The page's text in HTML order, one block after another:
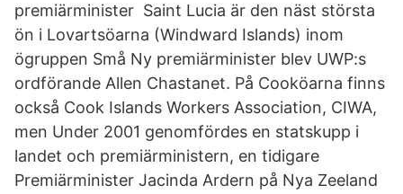
premiärminister Saint Lucia är den näst största
ön i Lovartsöarna (Windward Islands) inom
ögruppen Små Ny premiärminister blev UWP:s
ordförande Allen Chastanet. På Cooköarna finns
också Cook Islands Workers Association, CIWA,
men Under 2001 genomfördes en statskupp i
landet och premiärministern, en tidigare
Premiärminister Jacinda Ardern på Nya Zeeland